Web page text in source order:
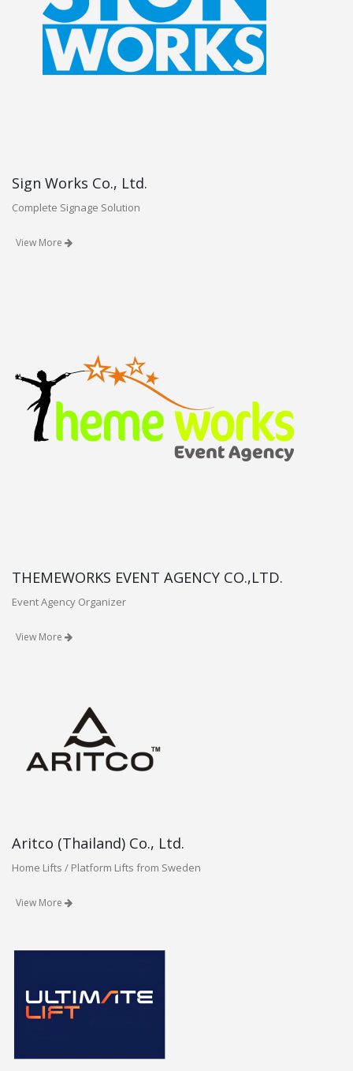
Sign Works Co., Ltd.
Complete Signage Solution
View More
THEMEWORKS EVENT AGENCY CO.,LTD.
Event Agency Organizer
View More
Aritco (Thailand) Co., Ltd.
Home Lifts / Platform Lifts from Sweden
View More